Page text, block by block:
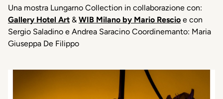
Una mostra Lungarno Collection in collaborazione con:
Gallery Hotel Art & WIB Milano by Mario Rescio e con
Sergio Saladino e Andrea Saracino Coordinemanto: Maria
Giuseppa De Filippo